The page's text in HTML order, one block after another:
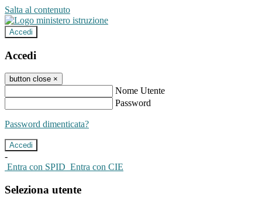
Salta al contenuto
Accedi
Accedi
button close ×
Nome Utente
Password
Password dimenticata?
-
Entra con SPID Entra con CIE
Seleziona utente